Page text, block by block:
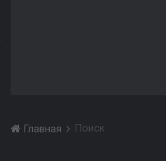
Главная Поиск